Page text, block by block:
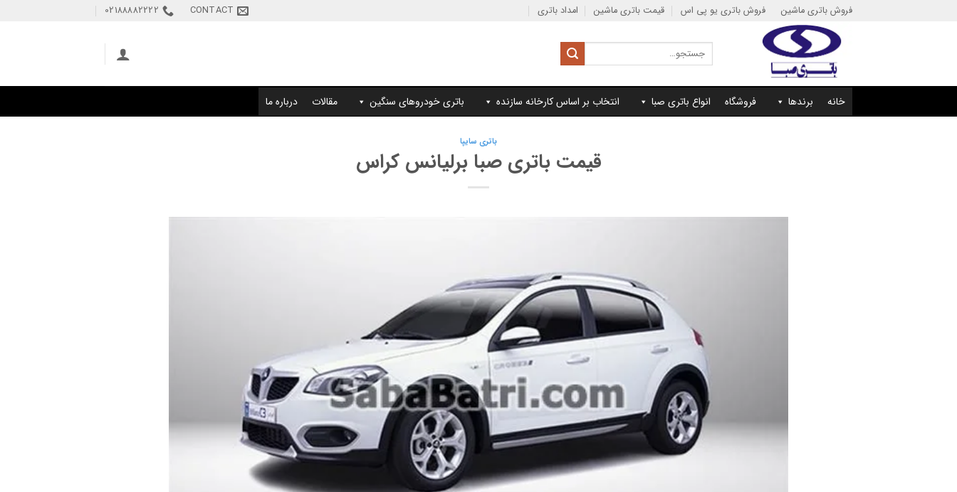
فروش باتری ماشین فروش باتری یو پی اس قیمت باتری ماشین امداد باتری CONTACT
02188882222
جستجو
برای:
خانه برندها فروشگاه انواع باتری صبا انتخاب بر اساس کارخانه سازنده باتری خودروهای سنگین مقالات درباره ما
باتری سایپا
قیمت باتری صبا برلیانس کراس